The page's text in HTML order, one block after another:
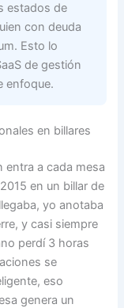
estados de
con deuda
Esto lo
de gestión
enfoque.
en billares
entra a cada mesa
en un billar de
yo anotaba
y casi siempre
perdí 3 horas
se
eso
genera un